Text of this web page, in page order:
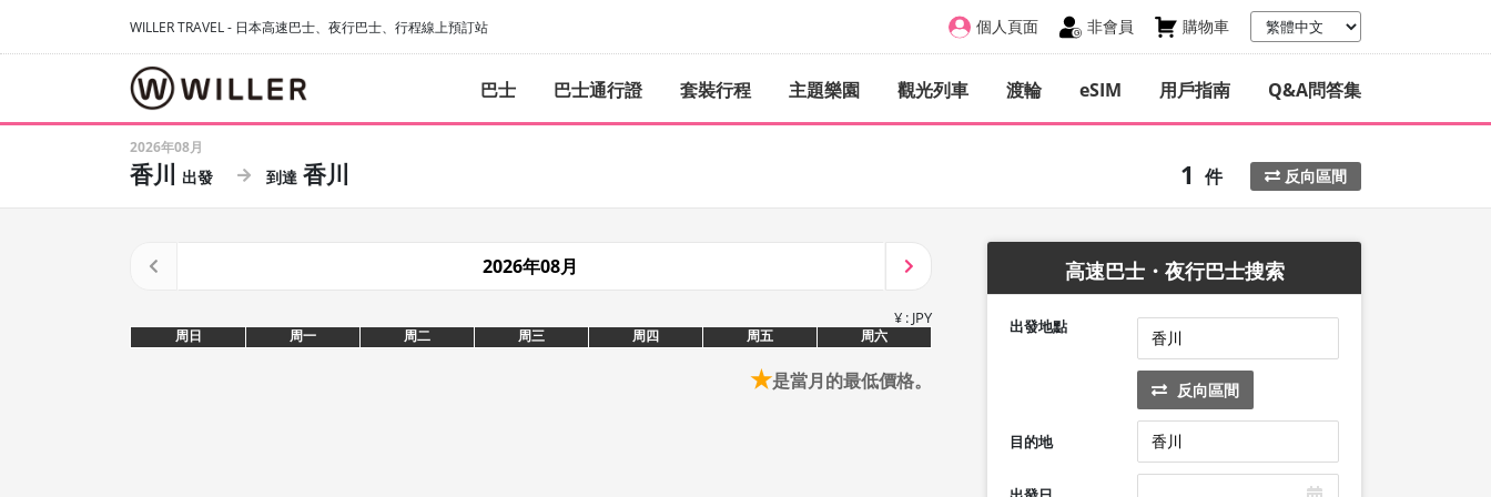
WILLER TRAVEL - 日本高速巴士、夜行巴士、行程線上預訂站 個人頁面 非會員 購物車
巴士 巴士通行證 套裝行程 主題樂園 觀光列車 渡輪 eSIM 用戶指南 Q&A問答集
2026年08月
香川 香川 1 件 反向區間
2026年08月
¥ : JPY
周日 周一 周二 周三 周四 周五 周六
★是當月的最低價格。
高速巴士・夜行巴士搜索
出發地點
反向區間
目的地